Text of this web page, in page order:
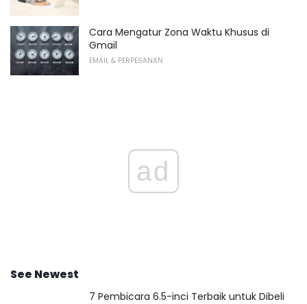
Cara Mengatur Zona Waktu Khusus di
Gmail
EMAIL & PERPESANAN
ad
See Newest
7 Pembicara 6.5-inci Terbaik untuk Dibeli